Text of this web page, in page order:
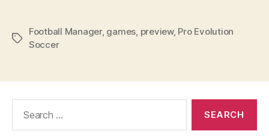
Tags
Football Manager, games, preview, Pro Evolution
Soccer